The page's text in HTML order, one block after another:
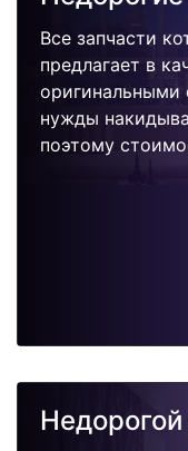
Все запчасти
предлагает в
оригинальными
нужды
поэтому